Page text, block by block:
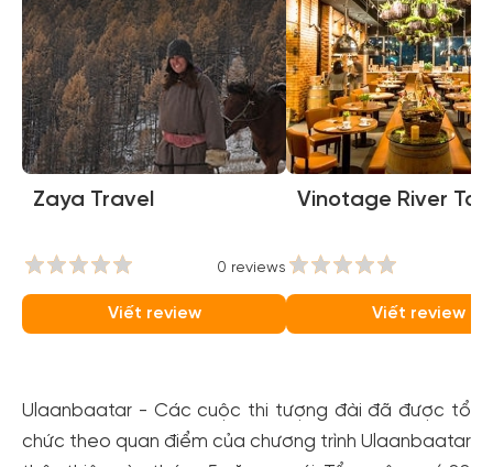
Zaya Travel
0 reviews
Viết review
Vinotage River
Viết review
Ulaanbaatar - Các cuộc thi tượng đài đã được tổ
chức theo quan điểm của chương trình Ulaanbaatar